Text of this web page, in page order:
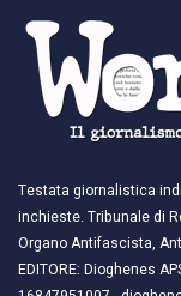
Testata giornalistica
inchieste. Tribunale di
Organo Antifascista,
EDITORE: Dioghenes